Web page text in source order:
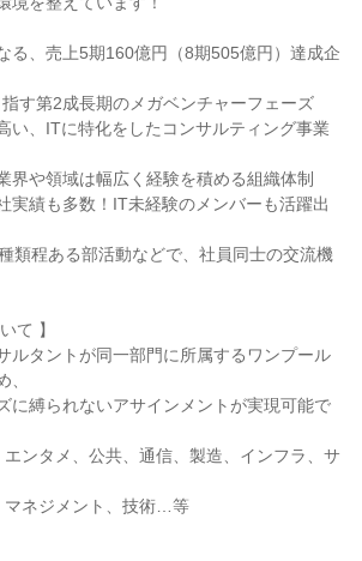
る、売上5期160億円（8期505億円）達成企
す第2成長期のメガベンチャーフェーズ
い、ITに特化をしたコンサルティング事業
や領域は幅広く経験を積める組織体制
実績も多数！IT未経験のメンバーも活躍出
類程ある部活動などで、社員同士の交流機
て 】
ルタントが同一部門に所属するワンプール
、
に縛られないアサインメントが実現可能で
ンタメ、公共、通信、製造、インフラ、サ
マネジメント、技術…等